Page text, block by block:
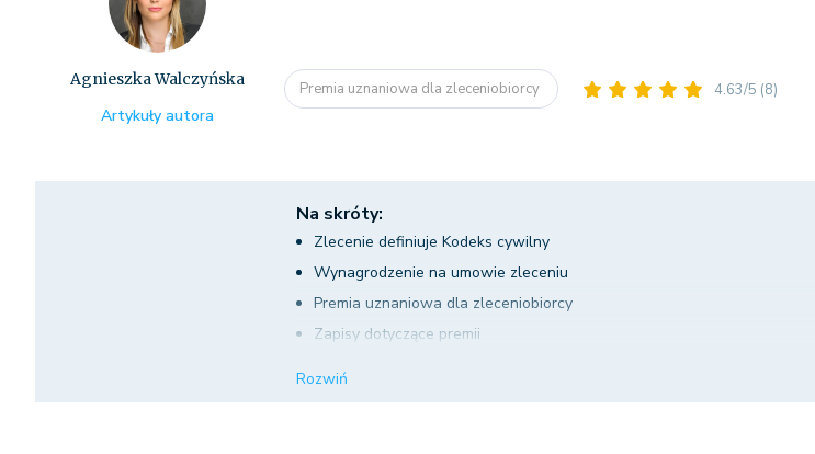
Premia uznaniowa dla zleceniobiorcy 4.63/5 (8)
Agnieszka Walczyńska
Artykuły autora
Na skróty:
Zlecenie definiuje Kodeks cywilny
Wynagrodzenie na umowie zleceniu
Premia uznaniowa dla zleceniobiorcy
Zapisy dotyczące premii
Rozwiń